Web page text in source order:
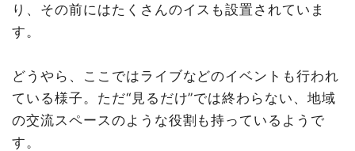
り、その前にはたくさんのイスも設置されていま
す。
どうやら、ここではライブなどのイベントも行われ
ている様子。ただ“見るだけ”では終わらない、地域
の交流スペースのような役割も持っているようで
す。